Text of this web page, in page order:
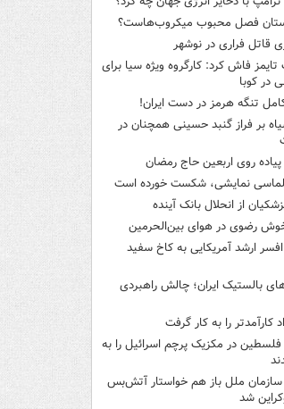
فصل محبوب میکروب‌هاست؟
قاتل فراری در نوشهر
تایمز فاش کرد: کارگروه ویژه سیا برای
در کوبا
تنگه هرمز در دست ایران!
بر فراز گنبد حسینی همچنان در
پیاده روی اربعین حاج رمضان
نمایشی، شکست خورده است
از انحلال بانک آینده
رضوی در هوای بین‌الحرمین
ارشد آمریکایی به کاخ سفید
بالستیک ایران؛ چالش راهبردی
کارآمدتر را به کار گرفت
فلسطین در مکزیک پرچم اسرائیل را به
سازمان ملل باز هم خواستار آتش‌بس
شد